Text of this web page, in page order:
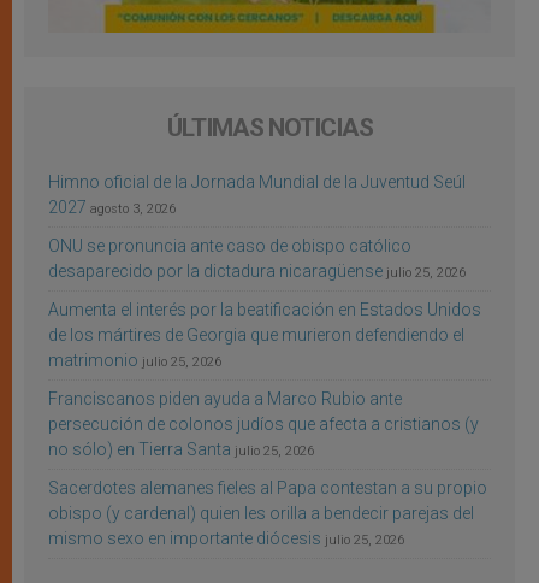
ÚLTIMAS NOTICIAS
Himno oficial de la Jornada Mundial de la Juventud Seúl
2027 agosto 3, 2026
ONU se pronuncia ante caso de obispo católico
desaparecido por la dictadura nicaragüense julio 25, 2026
Aumenta el interés por la beatificación en Estados Unidos
de los mártires de Georgia que murieron defendiendo el
matrimonio julio 25, 2026
Franciscanos piden ayuda a Marco Rubio ante
persecución de colonos judíos que afecta a cristianos (y
no sólo) en Tierra Santa julio 25, 2026
Sacerdotes alemanes fieles al Papa contestan a su propio
obispo (y cardenal) quien les orilla a bendecir parejas del
mismo sexo en importante diócesis julio 25, 2026